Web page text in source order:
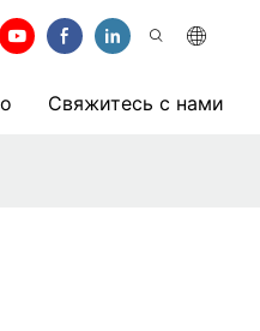
Свяжитесь с нами